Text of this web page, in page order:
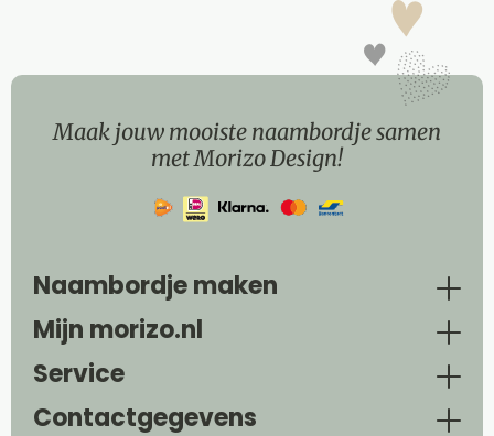
Maak jouw mooiste naambordje samen
met Morizo Design!
Naambordje maken
Mijn morizo.nl
Service
Contactgegevens